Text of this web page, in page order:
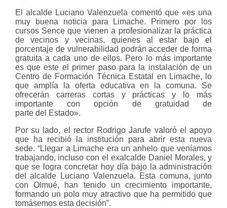
El alcalde Luciano Valenzuela comentó que «es una
muy buena noticia para Limache. Primero por los
cursos Sence que vienen a profesionalizar la práctica
de vecinos y vecinas, quienes al estar bajo el
porcentaje de vulnerabilidad podrán acceder de forma
gratuita a cada uno de ellos. Pero lo más importante
es que este el primer paso para la instalación de un
Centro de Formación Técnica Estatal en Limache, lo
que amplía la oferta educativa en la comuna. Se
ofrecerán carreras cortas y prácticas y lo más
importante con opción de gratuidad de
parte del Estado».
Por su lado, el rector Rodrigo Jarufe valoró el apoyo
que ha recibió la institución para abrir esta nueva
sede. “Llegar a Limache era un anhelo que veníamos
trabajando, incluso con el exalcalde Daniel Morales, y
que se logra concretar hoy día bajo la administración
del alcalde Luciano Valenzuela. Esta comuna, junto
con Olmué, han tenido un crecimiento importante,
formando un polo muy atractivo que ha permitido que
tomásemos esta decisión”.